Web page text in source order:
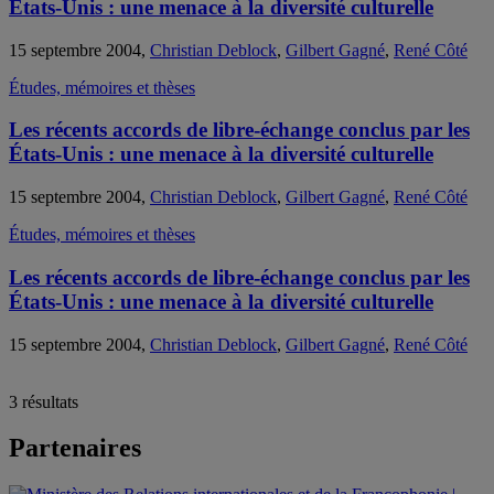
États-Unis : une menace à la diversité culturelle
15 septembre 2004, Christian Deblock, Gilbert Gagné, René Côté
Études, mémoires et thèses
Les récents accords de libre-échange conclus par les
États-Unis : une menace à la diversité culturelle
15 septembre 2004, Christian Deblock, Gilbert Gagné, René Côté
Études, mémoires et thèses
Les récents accords de libre-échange conclus par les
États-Unis : une menace à la diversité culturelle
15 septembre 2004, Christian Deblock, Gilbert Gagné, René Côté
3 résultats
Partenaires